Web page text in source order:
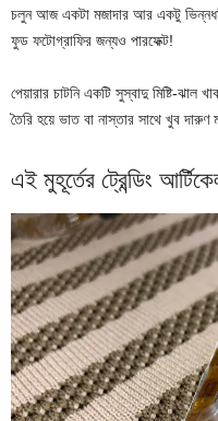
চলুন আজ একটা মজাদার আর একটু
ফুড ফটোগ্রাফির জন্যও পারফেক্ট!
পেয়ারার চাটনি একটি সুস্বাদু মিষ্টি-ঝাল
তৈরি হয়ে ভাত বা নাস্তার সাথে খুব দারুণ
এই মুহূর্তের ট্রেন্ডিং